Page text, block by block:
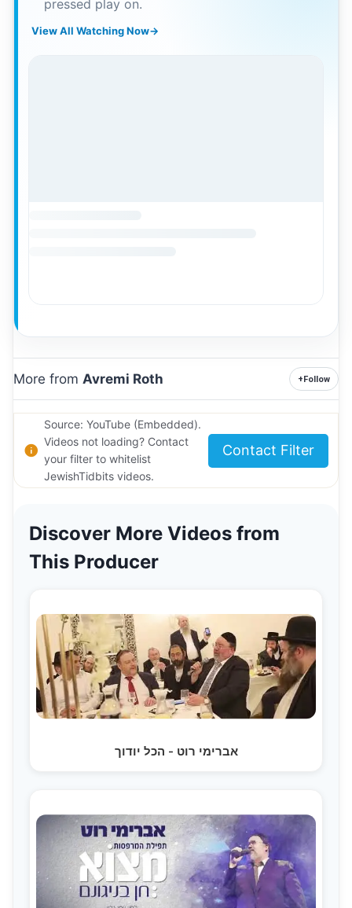
pressed play on.
View All Watching Now→
More from Avremi Roth +Follow
Source: YouTube (Embedded).
Videos not loading? Contact
your filter to whitelist
JewishTidbits videos.
Contact Filter
Discover More Videos from
This Producer
אברימי רוט - הכל יודוך